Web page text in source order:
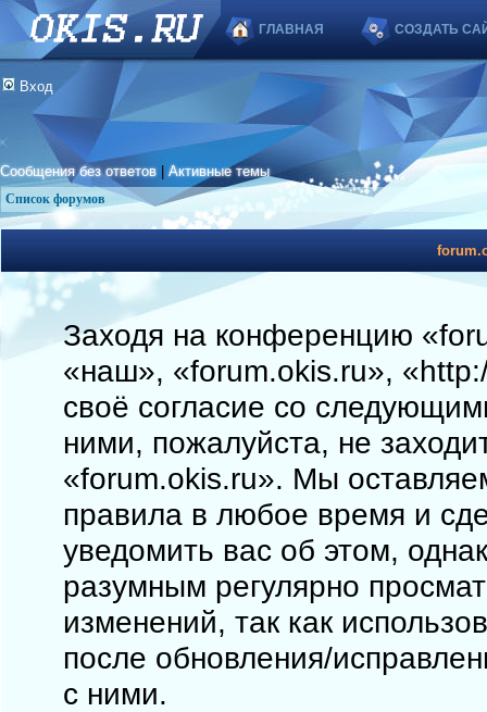
ГЛАВНАЯ СОЗДАТЬ
Вход
Сообщения без ответов |Активные темы
Список форумов
Заходя на конференцию
«наш», «forum.okis.ru»,
своё согласие со
ними, пожалуйста, не
«forum.okis.ru». Мы
правила в любое время и
уведомить вас об этом,
разумным регулярно
изменений, так как
после обновления/
с ними.